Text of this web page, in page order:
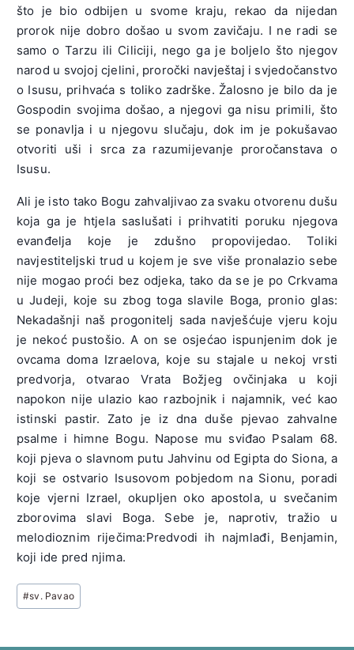
što je bio odbijen u svome kraju, rekao da nijedan
prorok nije dobro došao u svom zavičaju. I ne radi se
samo o Tarzu ili Ciliciji, nego ga je boljelo što njegov
narod u svojoj cjelini, proročki navještaj i svjedočanstvo
o Isusu, prihvaća s toliko zadrške. Žalosno je bilo da je
Gospodin svojima došao, a njegovi ga nisu primili, što
se ponavlja i u njegovu slučaju, dok im je pokušavao
otvoriti uši i srca za razumijevanje proročanstava o
Isusu.
Ali je isto tako Bogu zahvaljivao za svaku otvorenu dušu
koja ga je htjela saslušati i prihvatiti poruku njegova
evanđelja koje je zdušno propovijedao. Toliki
navjestiteljski trud u kojem je sve više pronalazio sebe
nije mogao proći bez odjeka, tako da se je po Crkvama
u Judeji, koje su zbog toga slavile Boga, pronio glas:
Nekadašnji naš progonitelj sada navješćuje vjeru koju
je nekoć pustošio. A on se osjećao ispunjenim dok je
ovcama doma Izraelova, koje su stajale u nekoj vrsti
predvorja, otvarao Vrata Božjeg ovčinjaka u koji
napokon nije ulazio kao razbojnik i najamnik, već kao
istinski pastir. Zato je iz dna duše pjevao zahvalne
psalme i himne Bogu. Napose mu sviđao Psalam 68.
koji pjeva o slavnom putu Jahvinu od Egipta do Siona, a
koji se ostvario Isusovom pobjedom na Sionu, poradi
koje vjerni Izrael, okupljen oko apostola, u svečanim
zborovima slavi Boga. Sebe je, naprotiv, tražio u
melodioznim riječima:Predvodi ih najmlađi, Benjamin,
koji ide pred njima.
Post
Tags:
#sv. Pavao